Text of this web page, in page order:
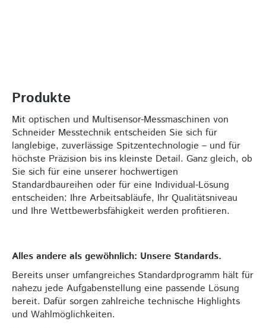
Produkte
Mit optischen und Multisensor-Messmaschinen von
Schneider Messtechnik entscheiden Sie sich für
langlebige, zuverlässige Spitzentechnologie – und für
höchste Präzision bis ins kleinste Detail. Ganz gleich, ob
Sie sich für eine unserer hochwertigen
Standardbaureihen oder für eine Individual-Lösung
entscheiden: Ihre Arbeitsabläufe, Ihr Qualitätsniveau
und Ihre Wettbewerbsfähigkeit werden profitieren.
Alles andere als gewöhnlich: Unsere Standards.
Bereits unser umfangreiches Standardprogramm hält für
nahezu jede Aufgabenstellung eine passende Lösung
bereit. Dafür sorgen zahlreiche technische Highlights
und Wahlmöglichkeiten.